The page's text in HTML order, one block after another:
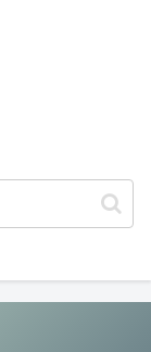
ような状態にな
くの...